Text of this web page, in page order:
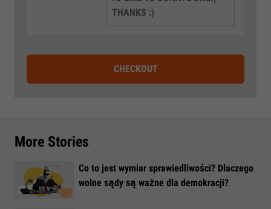
THANKS :)
CHECKOUT
More Stories
Co to jest wymiar sprawiedliwości? Dlaczego
wolne sądy są ważne dla demokracji?